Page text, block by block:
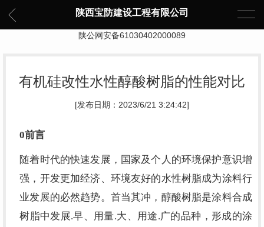
陕西宝防建设工程有限公司
陕公网安备61030402000089
有机硅改性水性醇酸树脂的性能对比
[发布日期：2023/6/21 3:24:42]
0前言
随着时代的快速发展，国家及个人的环境保护意识增
强，开发更加经济、环境友好的水性树脂成为涂料行
业发展的必然趋势。首当其冲，醇酸树脂是涂料合成
树脂中发展.早、用量.大、用途.广的品种，形成的涂